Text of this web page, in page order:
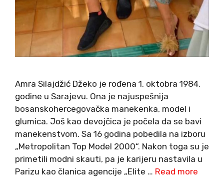
Amra Silajdžić Džeko je rođena 1. oktobra 1984.
godine u Sarajevu. Ona je najuspešnija
bosanskohercegovačka manekenka, model i
glumica. Još kao devojčica je počela da se bavi
manekenstvom. Sa 16 godina pobedila na izboru
„Metropolitan Top Model 2000“. Nakon toga su je
primetili modni skauti, pa je karijeru nastavila u
Parizu kao članica agencije „Elite … Read more